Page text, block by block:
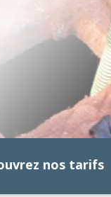
nos tarifs